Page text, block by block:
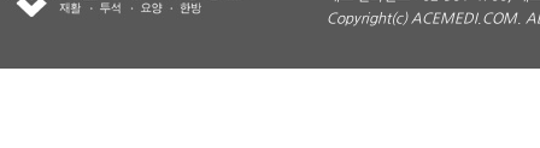
Copyright(c) ACEMEDI.COM.